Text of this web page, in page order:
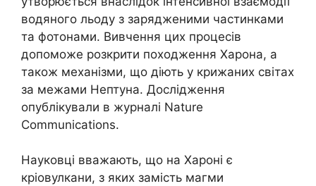
водяного льоду з зарядженими частинками
та фотонами. Вивчення цих процесів
допоможе розкрити походження Харона, а
також механізми, що діють у крижаних світах
за межами Нептуна. Дослідження
опублікували в журналі Nature
Communications.
Науковці вважають, що на Хароні є
кріовулкани, з яких замість магми